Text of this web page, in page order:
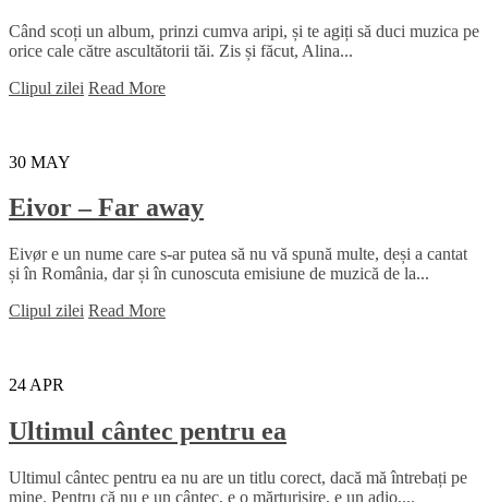
Când scoți un album, prinzi cumva aripi, și te agiți să duci muzica pe
orice cale către ascultătorii tăi. Zis și făcut, Alina...
Clipul zilei Read More
30 MAY
Eivor – Far away
Eivør e un nume care s-ar putea să nu vă spună multe, deși a cantat
și în România, dar și în cunoscuta emisiune de muzică de la...
Clipul zilei Read More
24 APR
Ultimul cântec pentru ea
Ultimul cântec pentru ea nu are un titlu corect, dacă mă întrebați pe
mine. Pentru că nu e un cântec, e o mărturisire, e un adio,...